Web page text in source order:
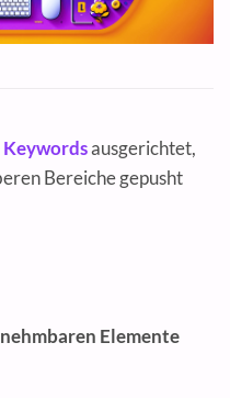
Keywordsausgerichtet,
Bereiche gepusht
Elemente